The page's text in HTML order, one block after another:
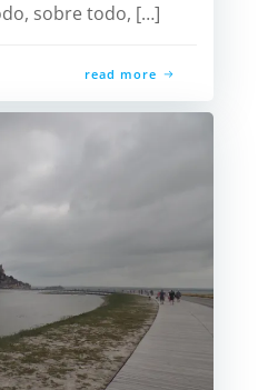
sobre todo, […]
read more